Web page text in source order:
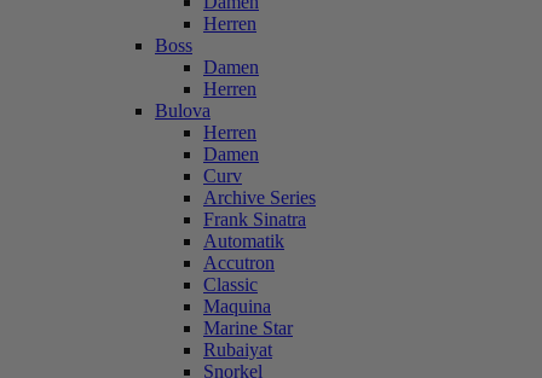
Herren
Boss
Damen
Herren
Bulova
Herren
Damen
Curv
Archive Series
Frank Sinatra
Automatik
Accutron
Classic
Maquina
Marine Star
Rubaiyat
Snorkel